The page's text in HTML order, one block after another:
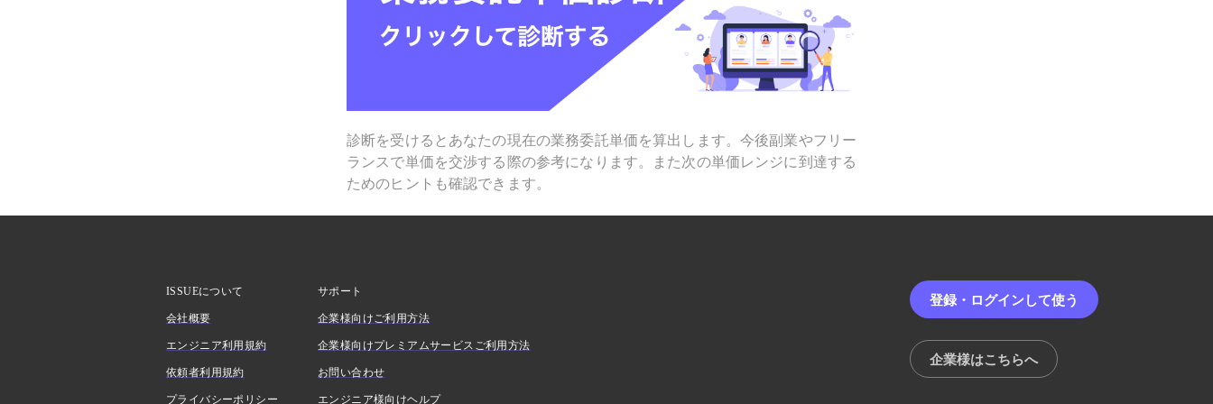
診断を受けるとあなたの現在の業務委託単価を算出します。今後副業やフリー
ランスで単価を交渉する際の参考になります。また次の単価レンジに到達する
ためのヒントも確認できます。
ISSUEについて
会社概要
エンジニア利用規約
依頼者利用規約
プライバシーポリシー
サポート
企業様向けご利用方法
企業様向けプレミアムサービスご利用方法
お問い合わせ
エンジニア様向けヘルプ
登録・ログインして使う
企業様はこちらへ